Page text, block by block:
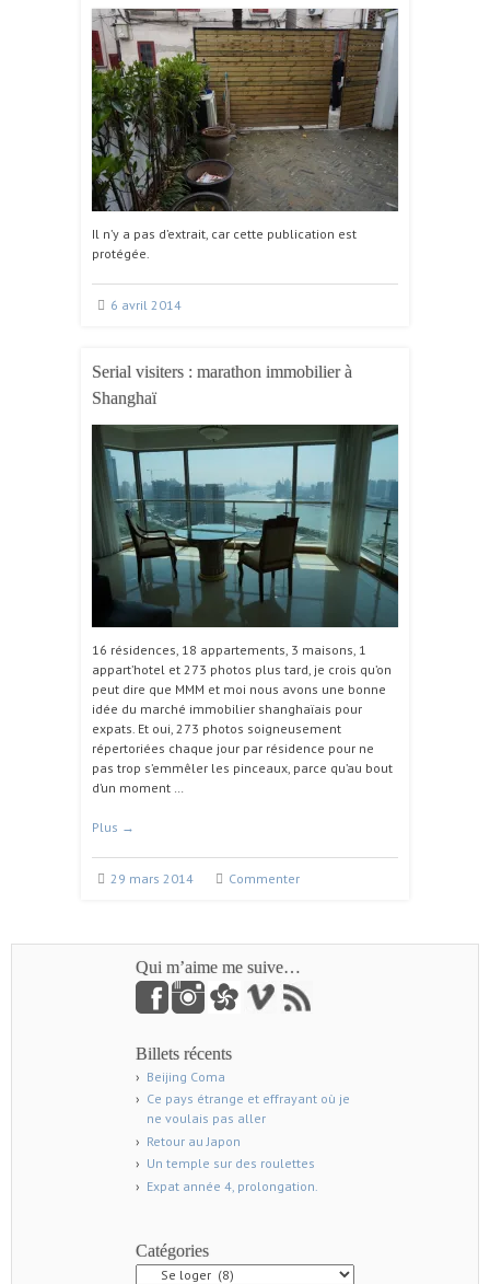
Il n’y a pas d’extrait, car cette publication est
protégée.
6 avril 2014
Serial visiters : marathon immobilier à
Shanghaï
16 résidences, 18 appartements, 3 maisons, 1
appart’hotel et 273 photos plus tard, je crois qu’on
peut dire que MMM et moi nous avons une bonne
idée du marché immobilier shanghaïais pour
expats. Et oui, 273 photos soigneusement
répertoriées chaque jour par résidence pour ne
pas trop s’emmêler les pinceaux, parce qu’au bout
d’un moment …
Plus →
29 mars 2014 Commenter
Qui m’aime me suive…
Billets récents
Beijing Coma
Ce pays étrange et effrayant où je
ne voulais pas aller
Retour au Japon
Un temple sur des roulettes
Expat année 4, prolongation.
Catégories
Catégories